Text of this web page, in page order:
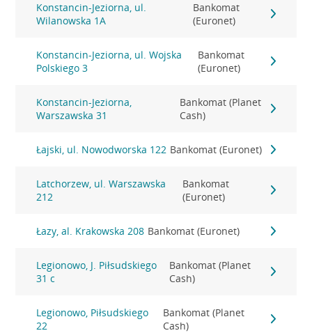
Konstancin-Jeziorna, ul.
Wilanowska 1A
Bankomat
(Euronet)
Konstancin-Jeziorna, ul. Wojska
Polskiego 3
Bankomat
(Euronet)
Konstancin-Jeziorna,
Warszawska 31
Bankomat (Planet
Cash)
Łajski, ul. Nowodworska 122 Bankomat (Euronet)
Latchorzew, ul. Warszawska
212
Bankomat
(Euronet)
Łazy, al. Krakowska 208 Bankomat (Euronet)
Legionowo, J. Piłsudskiego
31 c
Bankomat (Planet
Cash)
Legionowo, Piłsudskiego
22
Bankomat (Planet
Cash)